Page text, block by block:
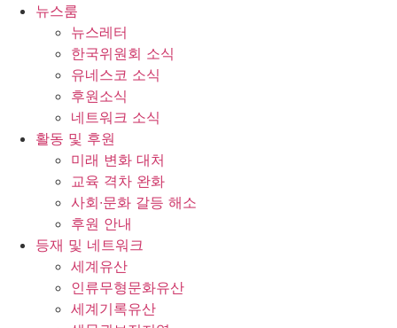
뉴스룸
뉴스레터
한국위원회 소식
유네스코 소식
후원소식
네트워크 소식
활동 및 후원
미래 변화 대처
교육 격차 완화
사회∙문화 갈등 해소
후원 안내
등재 및 네트워크
세계유산
인류무형문화유산
세계기록유산